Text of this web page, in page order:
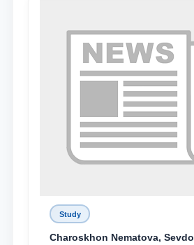
Study
Charoskhon Nematova, Sevdo